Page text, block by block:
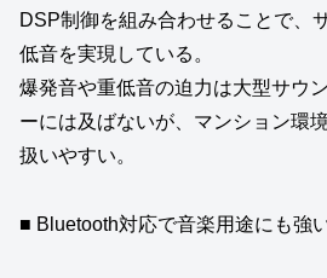
DSP制御を組み合わせることで、
低音を実現している。
爆発音や重低音の迫力は大型サウ
ーには及ばないが、マンション環
扱いやすい。
■ Bluetooth対応で音楽用途にも強